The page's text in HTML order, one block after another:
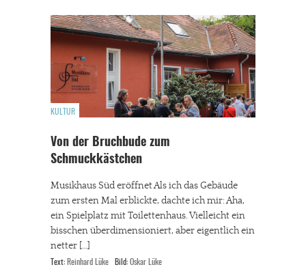
KULTUR
Von der Bruchbude zum
Schmuckkästchen
Musikhaus Süd eröffnet Als ich das Gebäude
zum ersten Mal erblickte, dachte ich mir: Aha,
ein Spielplatz mit Toilettenhaus. Vielleicht ein
bisschen überdimensioniert, aber eigentlich ein
netter […]
Text: Reinhard Lüke Bild: Oskar Lüke